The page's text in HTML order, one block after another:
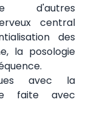
d'autres
central
des
la posologie
avec la
faite avec